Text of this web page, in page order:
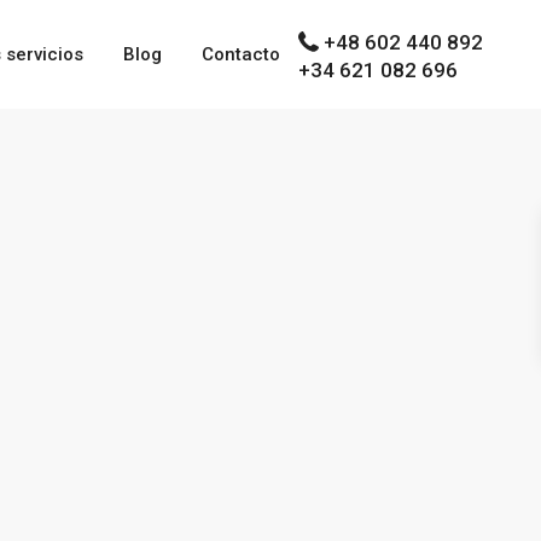
servicios Blog Contacto
+48 602 440 892
+34 621 082 696